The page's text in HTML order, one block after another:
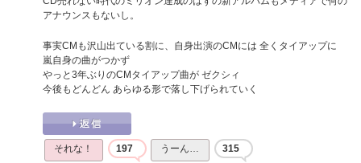
アナウンスもないし。
事実CMも沢山出ている割に、自身出演のCMには 全くタイアップに
嵐自身の曲がつかず
やっと3年ぶりのCMタイアップ曲が ゼクシィ
今後もどんどん あらゆる形で落し下げられていく
それな！ 197 うーん… 315